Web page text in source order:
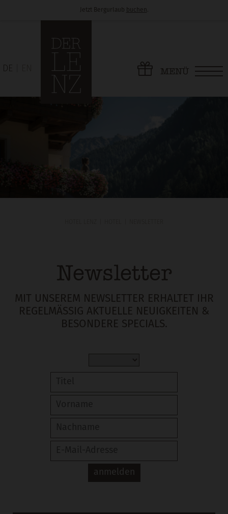
Jetzt Bergurlaub buchen.
DE MENÜ
Newsletter
MIT UNSEREM NEWSLETTER ERHALTET IHR
REGELMÄSSIG AKTUELLE NEUIGKEITEN & B
ESONDERE SPECIALS.